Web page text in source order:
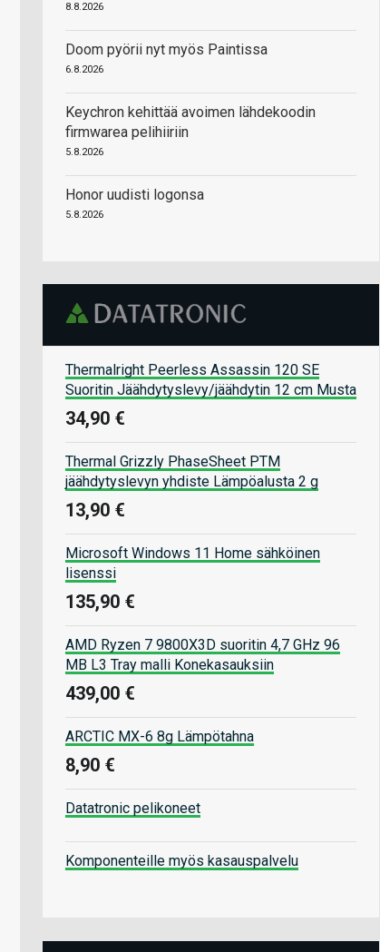
8.8.2026
Doom pyörii nyt myös Paintissa
6.8.2026
Keychron kehittää avoimen lähdekoodin
firmwarea pelihiiriin
5.8.2026
Honor uudisti logonsa
5.8.2026
Thermalright Peerless Assassin 120 SE
Suoritin Jäähdytyslevy/jäähdytin 12 cm Musta
34,90 €
Thermal Grizzly PhaseSheet PTM
jäähdytyslevyn yhdiste Lämpöalusta 2 g
13,90 €
Microsoft Windows 11 Home sähköinen
lisenssi
135,90 €
AMD Ryzen 7 9800X3D suoritin 4,7 GHz 96
MB L3 Tray malli Konekasauksiin
439,00 €
ARCTIC MX-6 8g Lämpötahna
8,90 €
Datatronic pelikoneet
Komponenteille myös kasauspalvelu